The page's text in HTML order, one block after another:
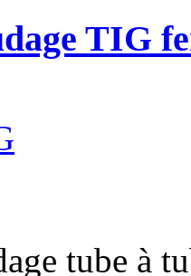
TIG
tube à